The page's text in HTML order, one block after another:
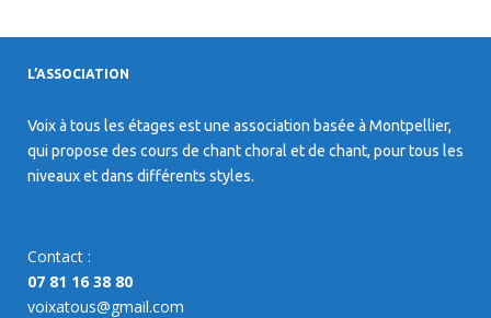
L’ASSOCIATION
Voix à tous les étages est une association basée à Montpellier,
qui propose des cours de chant choral et de chant, pour tous les
niveaux et dans différents styles.
Contact :
07 81 16 38 80
voixatous@gmail.com